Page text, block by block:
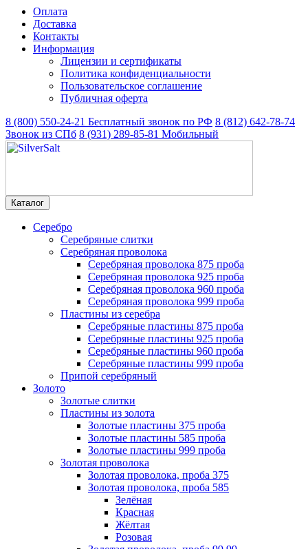
Оплата
Доставка
Контакты
Информация
Лицензии и сертификаты
Политика конфиденциальности
Пользовательское соглашение
Публичная оферта
8 (800) 550-24-21 Бесплатный звонок по РФ 8 (812) 642-78-74
Звонок из СПб 8 (931) 289-85-81 Мобильный
Каталог
Серебро
Серебряные слитки
Серебряная проволока
Серебряная проволока 875 проба
Серебряная проволока 925 проба
Серебряная проволока 960 проба
Серебряная проволока 999 проба
Пластины из серебра
Серебряные пластины 875 проба
Серебряные пластины 925 проба
Серебряные пластины 960 проба
Серебряные пластины 999 проба
Припой серебряный
Золото
Золотые слитки
Пластины из золота
Золотые пластины 375 проба
Золотые пластины 585 проба
Золотые пластины 999 проба
Золотая проволока
Золотая проволока, проба 375
Золотая проволока, проба 585
Зелёная
Красная
Жёлтая
Розовая